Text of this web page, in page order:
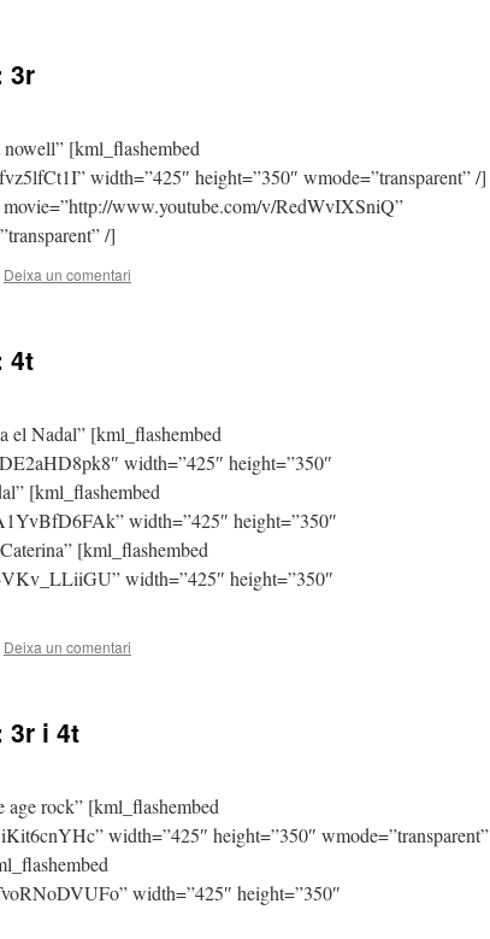
3r
[kml_flashembed
width=”425″ height=”350″ wmode=”transparent” /]
www.youtube.com/v/RedWvIXSniQ”
/]
Deixa un comentari
4t
el Nadal” [kml_flashembed
width=”425″ height=”350″
[kml_flashembed
width=”425″ height=”350″
[kml_flashembed
width=”425″ height=”350″
Deixa un comentari
3r i 4t
rock” [kml_flashembed
width=”425″ height=”350″ wmode=”transparent”
width=”425″ height=”350″